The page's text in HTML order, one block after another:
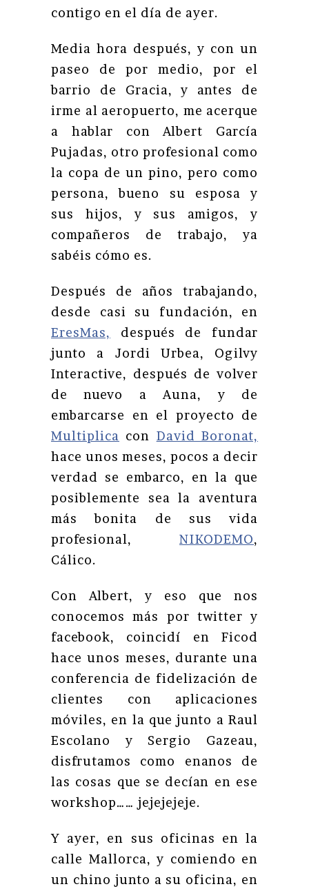
contigo en el día de ayer.
Media hora después, y con un
paseo de por medio, por el
barrio de Gracia, y antes de
irme al aeropuerto, me acerque
a hablar con Albert García
Pujadas, otro profesional como
la copa de un pino, pero como
persona, bueno su esposa y
sus hijos, y sus amigos, y
compañeros de trabajo, ya
sabéis cómo es.
Después de años trabajando,
desde casi su fundación, en
EresMas,
después de fundar
junto a Jordi Urbea, Ogilvy
Interactive, después de volver
de nuevo a Auna, y de
embarcarse en el proyecto de
Multiplica
con David Boronat,
hace unos meses, pocos a decir
verdad se embarco, en la que
posiblemente sea la aventura
más bonita de sus vida
profesional, NIKODEMO,
Cálico.
Con Albert, y eso que nos
conocemos más por twitter y
facebook, coincidí en Ficod
hace unos meses, durante una
conferencia de fidelización de
clientes con aplicaciones
móviles, en la que junto a Raul
Escolano y Sergio Gazeau,
disfrutamos como enanos de
las cosas que se decían en ese
workshop…… jejejejeje.
Y ayer, en sus oficinas en la
calle Mallorca, y comiendo en
un chino junto a su oficina, en